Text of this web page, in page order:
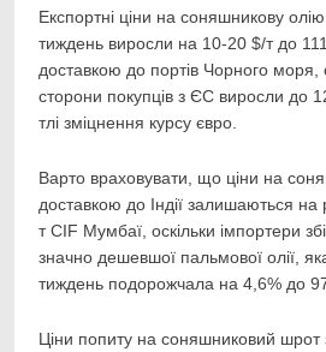
Експортні ціни на соняшникову олію
тиждень виросли на 10-20 $/т до
доставкою до портів Чорного моря,
сторони покупців з ЄС виросли до
тлі зміцнення курсу євро.
Варто враховувати, що ціни на
доставкою до Індії залишаються на
т CIF Мумбаї, оскільки імпортери
значно дешевшої пальмової олії,
тиждень подорожчала на 4,6% до
Ціни попиту на соняшниковий шрот